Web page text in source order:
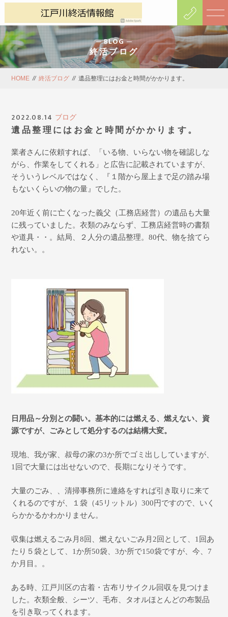
BLOG
終活ブログ
HOME // 終活ブログ // 遺品整理にはお金と時間がかかります。
2022.08.14 ブログ
遺品整理にはお金と時間がかかります。
業者さんに依頼すれば、「いる物、いらない物を確認しな
がら、作業をしてくれる」と広告に記載されていますが、
そういうレベルではなく、『１階から屋上まで足の踏み場
もないくらいの物の量』でした。
20年近く前に亡くなった義父（工務店経営）の遺品も大量
に残っていました。衣類のみならず、工務店経営時の書類
や道具・・。結局、２人分の遺品整理。80代、物を捨てら
れない。。
日用品～分別との闘い。基本的には燃える、燃えない、資
源ですが、ごみとして処分するのは結構大変。
現地、我が家、叔母の家の3か所でゴミ出ししていますが、
1回で大量には出せないので、長期になりそうです。
大量のごみ、、清掃事務所に連絡をすれば引き取りに来て
くれるのですが、１袋（45 リットル）300円ですので、いく
らかかるかわかりません。
収集は燃えるごみ月8回、燃えないごみ月2回として、 1回あ
たり５袋として、 1か所50袋、3か所で150袋ですが、今、 7
か月目。。
ある時、江戸川区の古着・古布リサイクル回収を見つけま
した。衣類全般、シーツ、毛布、タオルほとんどの布製品
を引き取ってくれます。